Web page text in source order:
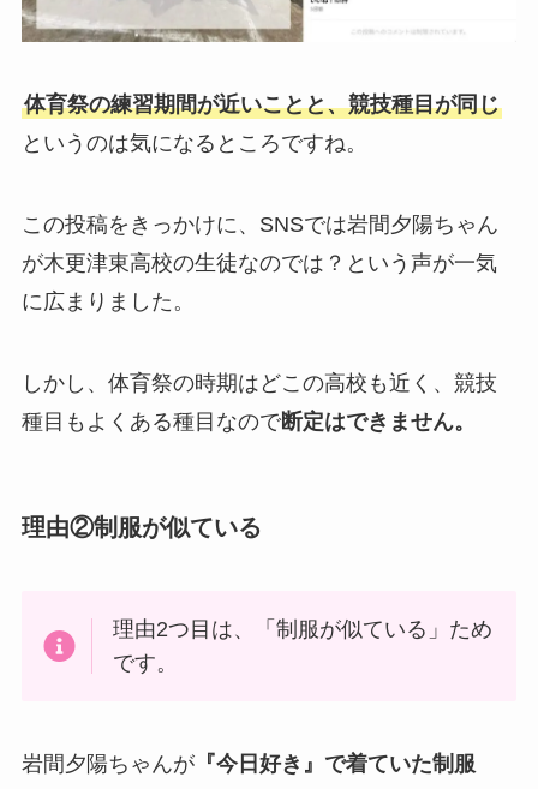
体育祭の練習期間が近いことと、競技種目が同じ
というのは気になるところですね。
この投稿をきっかけに、SNSでは岩間夕陽ちゃん
が木更津東高校の生徒なのでは？という声が一気
に広まりました。
しかし、体育祭の時期はどこの高校も近く、競技
種目もよくある種目なので断定はできません。
理由②制服が似ている
理由2つ目は、「制服が似ている」ため
です。
岩間夕陽ちゃんが『今日好き』で着ていた制服